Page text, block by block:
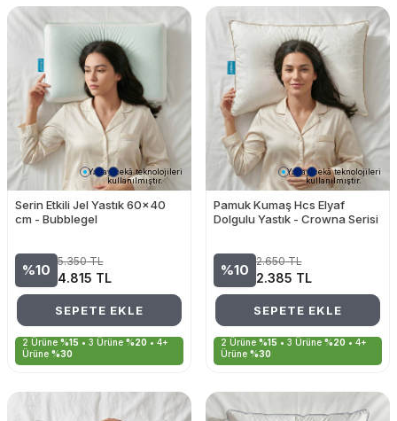
Yapay zekâ teknolojileri
kullanılmıştır.
Serin Etkili Jel Yastık 60x40
cm - Bubblegel
%10
5.350TL
4.815 TL
SEPETE EKLE
2 Ürüne %15 • 3 Ürüne %20 • 4+
Ürüne %30
Yapay zekâ teknolojileri
kullanılmıştır.
Pamuk Kumaş Hcs Elyaf
Dolgulu Yastık - Crowna Serisi
%10
2.650TL
2.385 TL
SEPETE EKLE
2 Ürüne %15 • 3 Ürüne %20 • 4+
Ürüne %30